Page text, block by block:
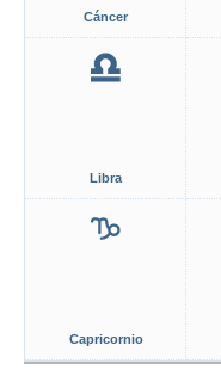
Cáncer
Libra
Capricornio